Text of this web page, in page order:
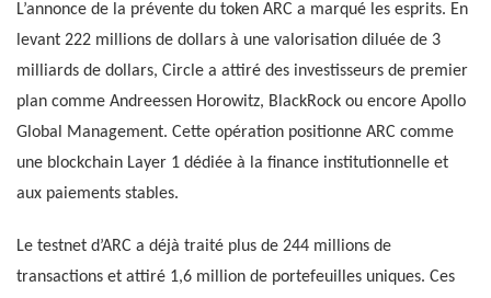
L’annonce de la prévente du token ARC a marqué les esprits. En
levant 222 millions de dollars à une valorisation diluée de 3
milliards de dollars, Circle a attiré des investisseurs de premier
plan comme Andreessen Horowitz, BlackRock ou encore Apollo
Global Management. Cette opération positionne ARC comme
une blockchain Layer 1 dédiée à la finance institutionnelle et
aux paiements stables.
Le testnet d’ARC a déjà traité plus de 244 millions de
transactions et attiré 1,6 million de portefeuilles uniques. Ces